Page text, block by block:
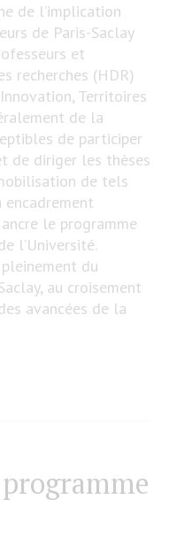
de l’implication
de Paris-Saclay
et
recherches (HDR)
Territoires
de la
de participer
de diriger les thèses
de tels
encadrement
le programme
l’Université.
pleinement du
au croisement
avancées de la